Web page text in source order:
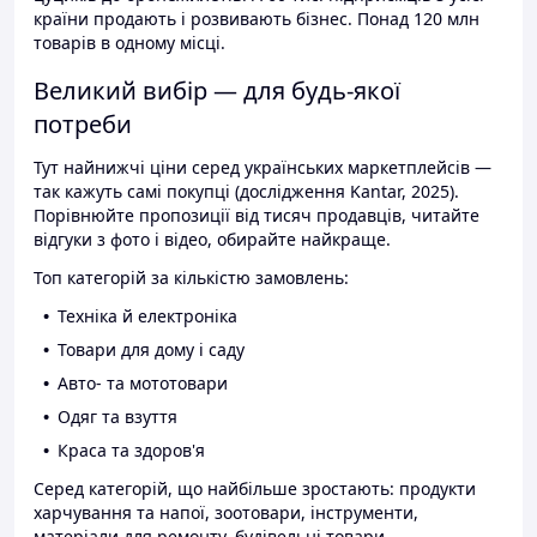
країни продають і розвивають бізнес. Понад 120 млн
товарів в одному місці.
Великий вибір — для будь-якої
потреби
Тут найнижчі ціни серед українських маркетплейсів —
так кажуть самі покупці (дослідження Kantar, 2025).
Порівнюйте пропозиції від тисяч продавців, читайте
відгуки з фото і відео, обирайте найкраще.
Топ категорій за кількістю замовлень:
Техніка й електроніка
Товари для дому і саду
Авто- та мототовари
Одяг та взуття
Краса та здоров'я
Серед категорій, що найбільше зростають: продукти
харчування та напої, зоотовари, інструменти,